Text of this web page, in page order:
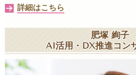
詳細はこちら
肥塚 絢子
AI活用・DX推進コン